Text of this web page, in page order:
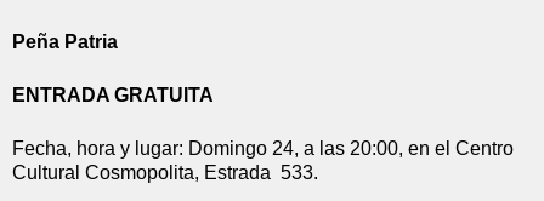
Peña Patria
ENTRADA GRATUITA
Fecha, hora y lugar: Domingo 24, a las 20:00, en el Centro
Cultural Cosmopolita, Estrada  533.